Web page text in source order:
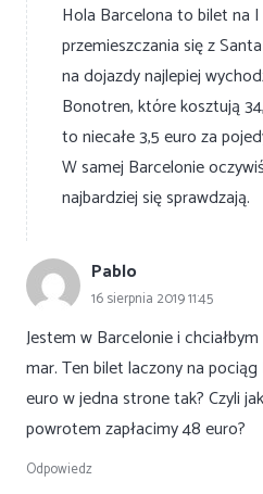
Hola Barcelona to bilet na
przemieszczania się z
na dojazdy najlepiej
Bonotren, które kosztują
to niecałe 3,5 euro za
W samej Barcelonie
najbardziej się sprawdzają.
Pablo
16 sierpnia 2019 11:45
Jestem w Barcelonie i
mar. Ten bilet laczony na
euro w jedna strone tak? Czyli
powrotem zapłacimy 48 euro?
Odpowiedz